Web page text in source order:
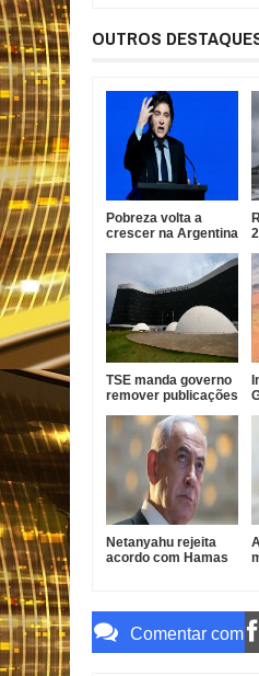
OUTROS
Pobreza volta a
crescer na Argentina
ajuste econômico
TSE manda governo
remover publicações
redes oficiais
Netanyahu rejeita
acordo com Hamas
Comentar com